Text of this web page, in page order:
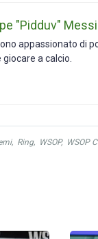
"Pidduv"
appassionato di
a calcio.
, Ring, WSOP, WSOP